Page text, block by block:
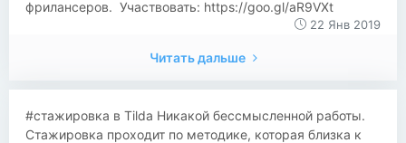
фрилансеров. Участвовать: https://goo.gl/aR9VXt
22 Янв 2019
Читать дальше
#стажировка в Tilda Никакой бессмысленной работы.
Стажировка проходит по методике, которая близка к